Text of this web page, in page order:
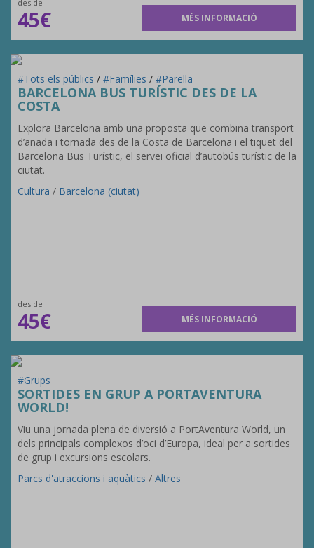
des de
45€ MÉS INFORMACIÓ
#Tots els públics / #Famílies / #Parella
BARCELONA BUS TURÍSTIC DES DE LA
COSTA
Explora Barcelona amb una proposta que combina transport
d’anada i tornada des de la Costa de Barcelona i el tiquet del
Barcelona Bus Turístic, el servei oficial d’autobús turístic de la
ciutat.
Cultura / Barcelona (ciutat)
des de
45€ MÉS INFORMACIÓ
#Grups
SORTIDES EN GRUP A PORTAVENTURA
WORLD!
Viu una jornada plena de diversió a PortAventura World, un
dels principals complexos d’oci d’Europa, ideal per a sortides
de grup i excursions escolars.
Parcs d'atraccions i aquàtics / Altres